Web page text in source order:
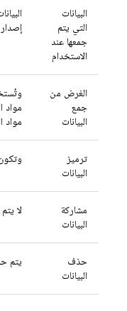
البيانات
التي يتم
جمعها عند
الاستخدام
الغرض من
جمع
البيانات
مواد
مواد
ترميز
البيانات
مشاركة
البيانات
لا
حذف
البيانات
يتم